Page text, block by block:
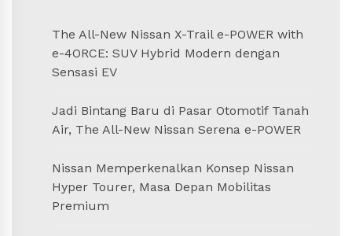
The All-New Nissan X-Trail e-POWER with
e-4ORCE: SUV Hybrid Modern dengan
Sensasi EV
Jadi Bintang Baru di Pasar Otomotif Tanah
Air, The All-New Nissan Serena e-POWER
Nissan Memperkenalkan Konsep Nissan
Hyper Tourer, Masa Depan Mobilitas
Premium